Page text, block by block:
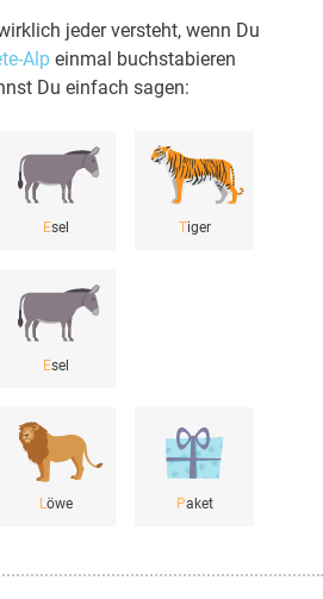
jeder versteht, wenn Du
Alp einmal buchstabieren
Du einfach sagen:
Esel Tiger
Esel
Löwe Paket